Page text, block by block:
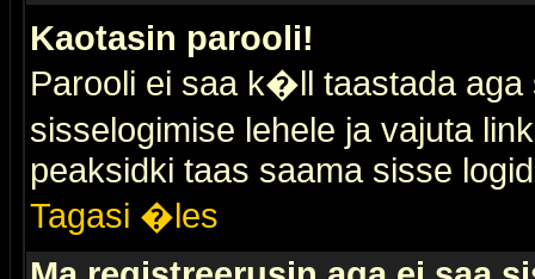
Kaotasin parooli!
Parooli ei saa k�ll taastada aga
sisselogimise lehele ja vajuta
peaksidki taas saama sisse
Tagasi �les